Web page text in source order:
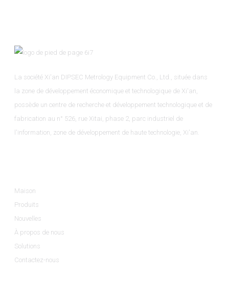
La société Xi'an DIPSEC Metrology Equipment Co., Ltd., située dans
la zone de développement économique et technologique de Xi'an,
possède un centre de recherche et développement technologique et de
fabrication au n° 526, rue Xitai, phase 2, parc industriel de
l'information, zone de développement de haute technologie, Xi'an.
Maison
Produits
Nouvelles
À propos de nous
Solutions
Contactez-nous